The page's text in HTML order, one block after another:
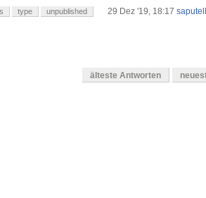
29 Dez '19, 18:17
type unpublished
älteste Antworten